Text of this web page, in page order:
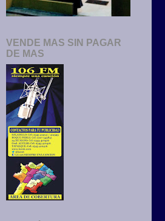
VENDE MAS SIN PAGAR
DE MAS